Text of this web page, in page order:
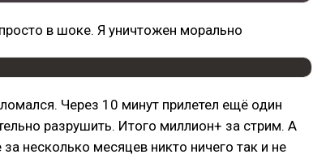
в шоке. Я уничтожен морально
Через 10 минут прилетел ещё один
разрушить. Итого миллион+ за стрим. А
несколько месяцев никто ничего так и не